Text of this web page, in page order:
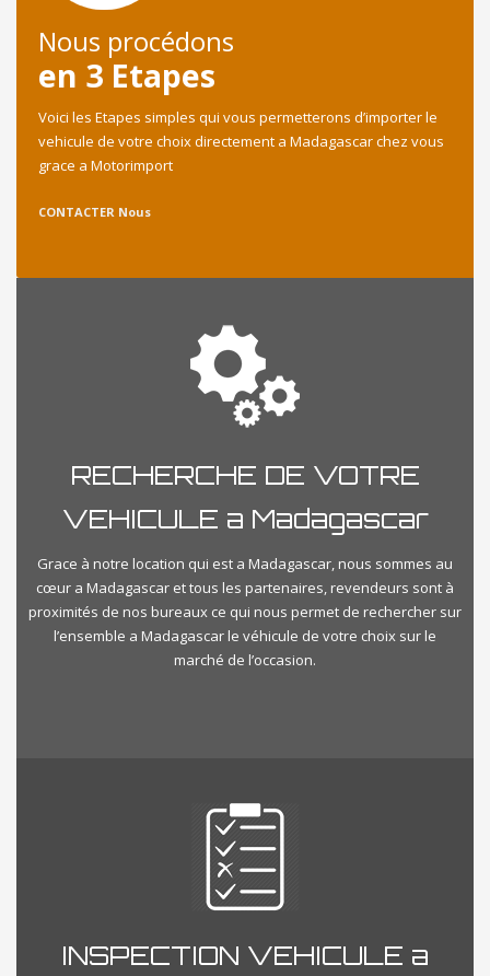
Nous procédons
en 3 Etapes
Voici les Etapes simples qui vous permetterons d’importer le
vehicule de votre choix directement a Madagascar chez vous
grace a Motorimport
CONTACTER Nous
RECHERCHE DE VOTRE
VEHICULE a Madagascar
Grace à notre location qui est a Madagascar, nous sommes au
cœur a Madagascar et tous les partenaires, revendeurs sont à
proximités de nos bureaux ce qui nous permet de rechercher sur
l’ensemble a Madagascar le véhicule de votre choix sur le
marché de l’occasion.
INSPECTION VEHICULE a